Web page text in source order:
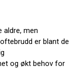
aldre, men
er blant de
og økt behov for